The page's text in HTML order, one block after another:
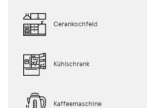
Cerankochfeld
Kühlschrank
Kaffeemaschine